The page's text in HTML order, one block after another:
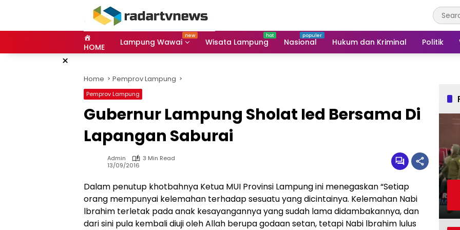
HOME Lampung Wawai Wisata Lampung Nasional Hukum dan Kriminal Politik
×
Home Pemprov Lampung
Pemprov Lampung
Gubernur Lampung Sholat Ied Bersama Di
Lapangan Saburai
Admin
3 Min Read
13/09/2016
Dalam penutup khotbahnya Ketua MUI Provinsi Lampung ini menegaskan “Setiap
orang mempunyai kelemahan terhadap sesuatu yang dicintainya. Kelemahan Nabi
lbrahim terletak pada anak kesayangannya yang sudah lama didambakannya, dan
dari sini pula kembali diuji oleh Allah berupa godaan setan, tetapi Nabi lbrahim lulus